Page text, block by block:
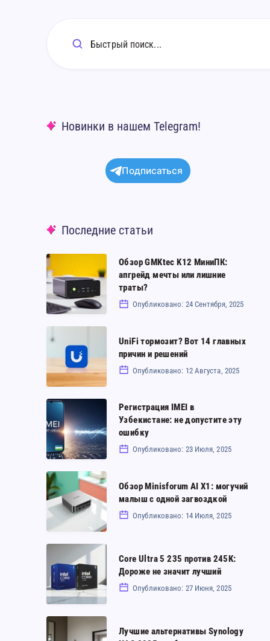
Быстрый поиск...
Новинки в нашем Telegram!
Подписаться
Последние статьи
Обзор
GMKtec
K12
МиниПК:
апгрейд
мечты
или
лишние
траты?
Обзор GMKtec K12 МиниПК:
апгрейд мечты или лишние
траты?
Опубликовано: 24 Сентября, 2025
UniFi
тормозит?
Вот
14
главных
причин
и
решений
UniFi тормозит? Вот 14 главных
причин и решений
Опубликовано: 12 Августа, 2025
Регистрация
IMEI
в
Узбекистане:
не
допустите
эту
ошибку
Регистрация IMEI в
Узбекистане: не допустите эту
ошибку
Опубликовано: 23 Июля, 2025
Обзор
Minisforum
AI
X1:
могучий
малыш
с
одной
загвоздкой
Обзор Minisforum AI X1: могучий
малыш с одной загвоздкой
Опубликовано: 14 Июля, 2025
Ultra
5
235
против
Core Ultra 5 235 против 245K:
Дороже не значит лучший
Опубликовано: 27 Июня, 2025
Лучшие
Лучшие альтернативы Synology